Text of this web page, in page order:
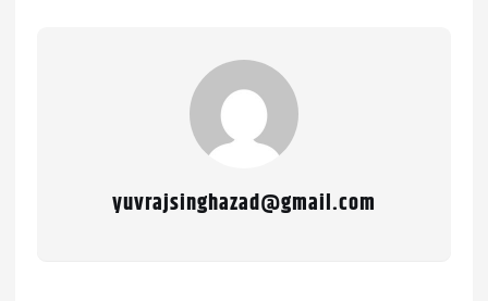
yuvrajsinghazad@gmail.com